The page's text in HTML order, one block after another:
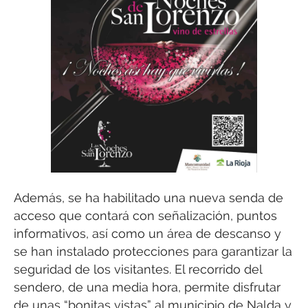
Además, se ha habilitado una nueva senda de
acceso que contará con señalización, puntos
informativos, así como un área de descanso y
se han instalado protecciones para garantizar la
seguridad de los visitantes. El recorrido del
sendero, de una media hora, permite disfrutar
de unas “bonitas vistas” al municipio de Nalda y